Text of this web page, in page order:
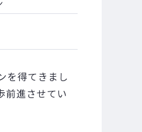
を得てきまし
前進させてい